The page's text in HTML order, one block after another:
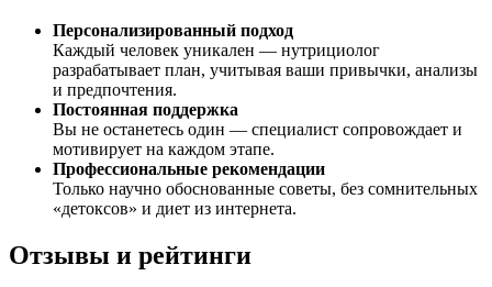
Персонализированный подход
Каждый человек уникален — нутрициолог
разрабатывает план, учитывая ваши привычки, анализы
и предпочтения.
Постоянная поддержка
Вы не останетесь один — специалист сопровождает и
мотивирует на каждом этапе.
Профессиональные рекомендации
Только научно обоснованные советы, без сомнительных
«детоксов» и диет из интернета.
Отзывы и рейтинги